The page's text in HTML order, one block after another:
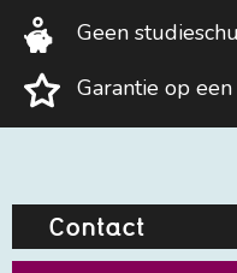
Geen
Garantie op
Contact